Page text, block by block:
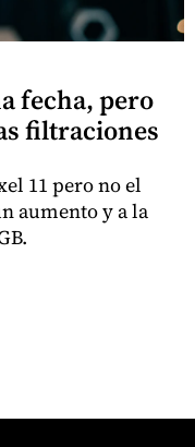
fecha, pero
filtraciones
11 pero no el
aumento y a la